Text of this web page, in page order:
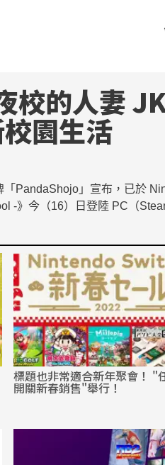
校的人妻
園生活
」宣布，已於
-》今（16）日登陸 PC（
標題也非常適合新年聚會！ "
開關新春銷售"舉行！